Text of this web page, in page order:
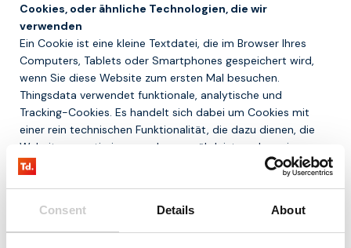
Consent Details About
Cookies, oder ähnliche Technologien, die wir
verwenden
Ein Cookie ist eine kleine Textdatei, die im Browser Ihres
Computers, Tablets oder Smartphones gespeichert wird,
wenn Sie diese Website zum ersten Mal besuchen.
Thingsdata verwendet funktionale, analytische und
Tracking-Cookies. Es handelt sich dabei um Cookies mit
einer rein technischen Funktionalität, die dazu dienen, die
Website zu optimieren und zu gewährleisten, dass sie
ordnungsgemäß funktioniert. Die Cookies sorgen zudem
dafür, dass Ihre Präferenzen gespeichert werden. Wir setzen
Ihnen auf Sie zugeschnittene Inhalte und Werbung anbieten
können. Sie können die Verwendung von Cookies ablehnen,